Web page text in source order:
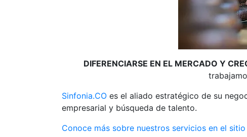
DIFERENCIARSE EN EL MERCADO Y
Sinfonia.CO es el aliado estratégico de su
empresarial y búsqueda de talento.
Conoce más sobre nuestros servicios en el sitio